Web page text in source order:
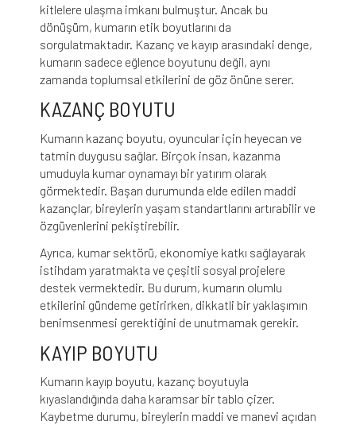
kitlelere ulaşma imkanı bulmuştur. Ancak bu
dönüşüm, kumarın etik boyutlarını da
sorgulatmaktadır. Kazanç ve kayıp arasındaki denge,
kumarın sadece eğlence boyutunu değil, aynı
zamanda toplumsal etkilerini de göz önüne serer.
KAZANÇ BOYUTU
Kumarın kazanç boyutu, oyuncular için heyecan ve
tatmin duygusu sağlar. Birçok insan, kazanma
umuduyla kumar oynamayı bir yatırım olarak
görmektedir. Başarı durumunda elde edilen maddi
kazançlar, bireylerin yaşam standartlarını artırabilir ve
özgüvenlerini pekiştirebilir.
Ayrıca, kumar sektörü, ekonomiye katkı sağlayarak
istihdam yaratmakta ve çeşitli sosyal projelere
destek vermektedir. Bu durum, kumarın olumlu
etkilerini gündeme getirirken, dikkatli bir yaklaşımın
benimsenmesi gerektiğini de unutmamak gerekir.
KAYIP BOYUTU
Kumarın kayıp boyutu, kazanç boyutuyla
kıyaslandığında daha karamsar bir tablo çizer.
Kaybetme durumu, bireylerin maddi ve manevi açıdan